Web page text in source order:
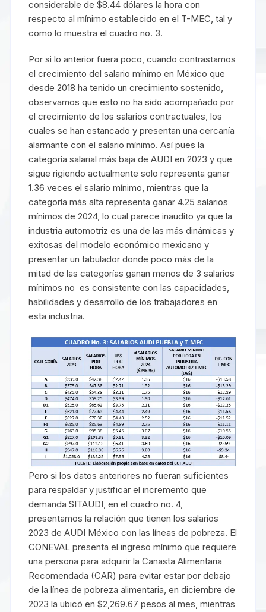
considerable de $8.44 dólares la hora con
respecto al mínimo establecido en el T-MEC, tal y
como lo muestra el cuadro no. 3.
Por si lo anterior fuera poco, cuando contrastamos
el crecimiento del salario mínimo en México que
desde 2018 ha tenido un crecimiento sostenido,
observamos que esto no ha sido acompañado por
el crecimiento de los salarios contractuales, los
cuales se han estancado y presentan una cercanía
alarmante con el salario mínimo. Así pues la
categoría salarial más baja de AUDI en 2023 y que
sigue rigiendo actualmente solo representa ganar
1.36 veces el salario mínimo, mientras que la
categoría más alta representa ganar 4.25 salarios
mínimos de 2024, lo cual parece inaudito ya que la
industria automotriz es una de las más dinámicas y
exitosas del modelo económico mexicano y
presentar un tabulador donde poco más de la
mitad de las categorías ganan menos de 3 salarios
mínimos no es consistente con las capacidades,
habilidades y desarrollo de los trabajadores en
esta industria.
Pero si los datos anteriores no fueran suficientes
para respaldar y justificar el incremento que
demanda SITAUDI, en el cuadro no. 4,
presentamos la relación que tienen los salarios
2023 de AUDI México con las líneas de pobreza. El
CONEVAL presenta el ingreso mínimo que requiere
una persona para adquirir la Canasta Alimentaria
Recomendada (CAR) para evitar estar por debajo
de la línea de pobreza alimentaria, en diciembre de
2023 la ubicó en $2,269.67 pesos al mes, mientras